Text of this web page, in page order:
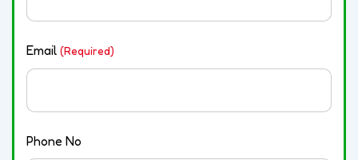
Email (Required)
Phone No